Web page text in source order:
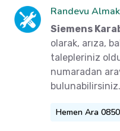
Randevu Almak
Siemens
olarak, arıza,
talepleriniz
numaradan
bulunabilirsiniz.
Hemen Ara